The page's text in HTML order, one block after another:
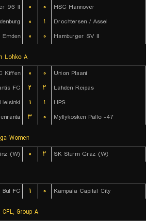
96 II
۰ ۰
HSC Hannover
۰ ۱
Drochtersen / Assel
۰ ۰ Hamburger SV II
Lohko A
Kiffen
۰ ۰
Union Plaani
FC
۲ ۲
Lahden Reipas
۱ ۱
HPS
۳ ۰ Myllykosken Pallo -47
Women
(W)
۰ ۲ SK Sturm Graz (W)
Bul FC
۱ ۰ Kampala Capital City
CFL, Group A